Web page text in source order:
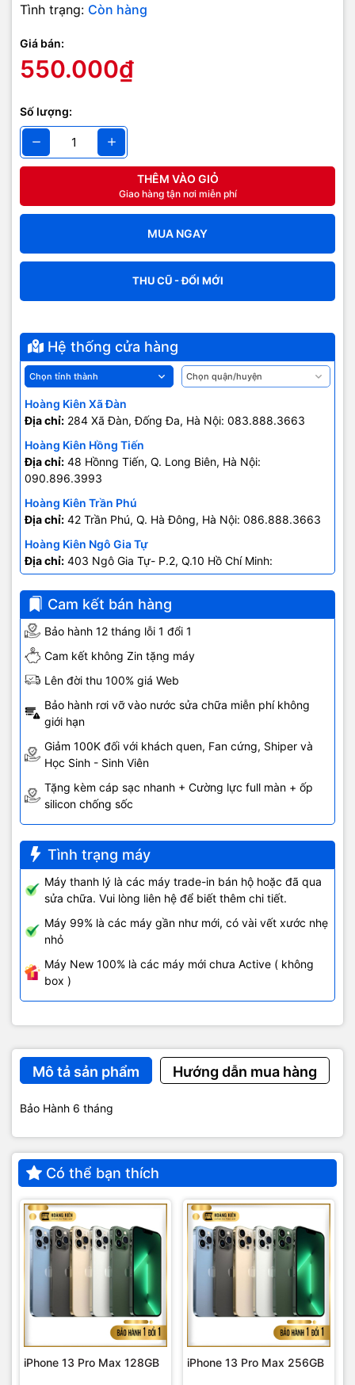
Tình trạng: Còn hàng
Giá bán:
550.000₫
Số lượng:
THÊM VÀO GIỎ
Giao hàng tận nơi miễn phí
MUA NGAY
THU CŨ - ĐỔI MỚI
Hệ thống cửa hàng
Hoàng Kiên Xã Đàn
Địa chỉ: 284 Xã Đàn, Đống Đa, Hà Nội: 083.888.3663
Hoàng Kiên Hồng Tiến
Địa chỉ: 48 Hồnng Tiến, Q. Long Biên, Hà Nội:
090.896.3993
Hoàng Kiên Trần Phú
Địa chỉ: 42 Trần Phú, Q. Hà Đông, Hà Nội: 086.888.3663
Hoàng Kiên Ngô Gia Tự
Địa chỉ: 403 Ngô Gia Tự- P.2, Q.10 Hồ Chí Minh:
0707.678.707
Cam kết bán hàng
Bảo hành 12 tháng lỗi 1 đổi 1
Cam kết không Zin tặng máy
Lên đời thu 100% giá Web
Bảo hành rơi vỡ vào nước sửa chữa miễn phí không
giới hạn
Giảm 100K đối với khách quen, Fan cứng, Shiper và
Học Sinh - Sinh Viên
Tặng kèm cáp sạc nhanh + Cường lực full màn + ốp
silicon chống sốc
Tình trạng máy
Máy thanh lý là các máy trade-in bán hộ hoặc đã qua
sửa chữa. Vui lòng liên hệ để biết thêm chi tiết.
Máy 99% là các máy gần như mới, có vài vết xước nhẹ
nhỏ
Máy New 100% là các máy mới chưa Active ( không
box )
Mô tả sản phẩm Hướng dẫn mua hàng
Bảo Hành 6 tháng
Có thể bạn thích
iPhone 13 Pro Max 128GB iPhone 13 Pro Max 256GB